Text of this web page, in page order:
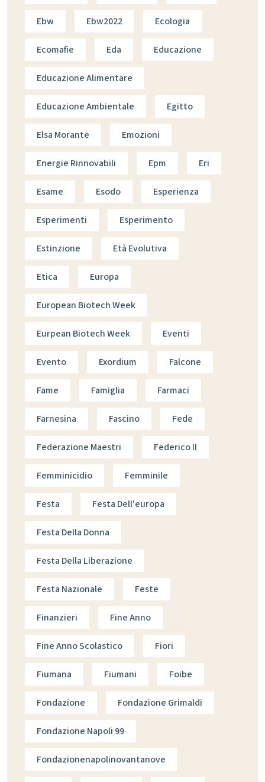
Ebw Ebw2022 Ecologia
Ecomafie Eda Educazione
Educazione Alimentare
Educazione Ambientale Egitto
Elsa Morante Emozioni
Energie Rinnovabili Epm Eri
Esame Esodo Esperienza
Esperimenti Esperimento
Estinzione Età Evolutiva
Etica Europa
European Biotech Week
Eurpean Biotech Week Eventi
Evento Exordium Falcone
Fame Famiglia Farmaci
Farnesina Fascino Fede
Federazione Maestri Federico II
Femminicidio Femminile
Festa Festa Dell'europa
Festa Della Donna
Festa Della Liberazione
Festa Nazionale Feste
Finanzieri Fine Anno
Fine Anno Scolastico Fiori
Fiumana Fiumani Foibe
Fondazione Fondazione Grimaldi
Fondazione Napoli 99
Fondazionenapolinovantanove